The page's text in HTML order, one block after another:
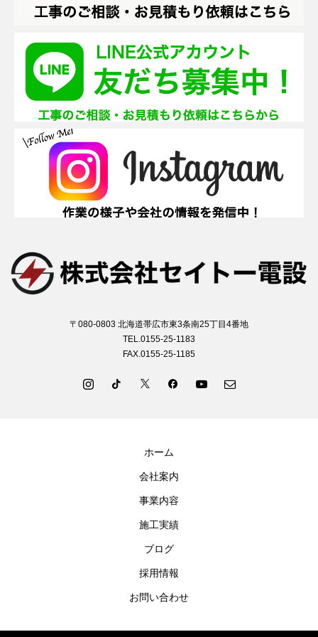
〒080-0803 北海道帯広市東3条南25丁目4番地
TEL.0155-25-1183
FAX.0155-25-1185
ホーム
会社案内
事業内容
施工実績
ブログ
採用情報
お問い合わせ